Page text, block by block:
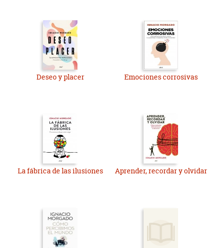
Deseo y placer Emociones corrosivas
La fábrica de las ilusiones Aprender, recordar y olvidar